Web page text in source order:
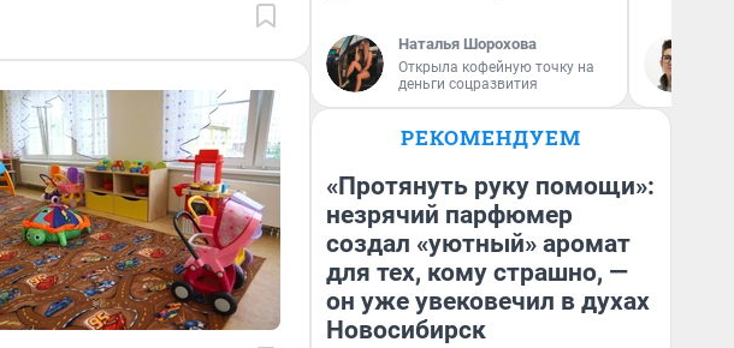
Наталья Шорохова
Открыла кофейную точку на
деньги соцразвития
РЕКОМЕНДУЕМ
«Протянуть руку помощи»:
незрячий парфюмер
создал «уютный» аромат
для тех, кому страшно, —
он уже увековечил в духах
Новосибирск